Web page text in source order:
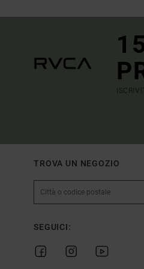
TROVA UN NEGOZIO
SEGUICI: